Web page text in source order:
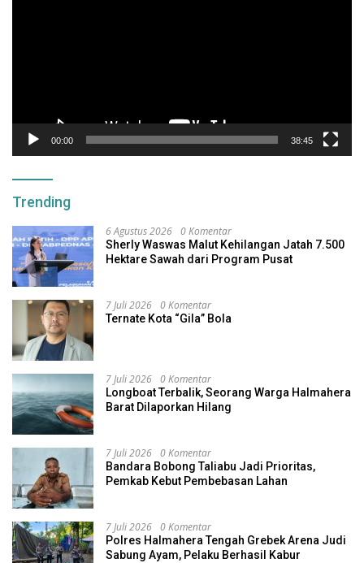
00:00 38:45
Trending
6 Agustus 2026 0 Komentar
Sherly Waswas Malut Kehilangan Jatah 7.500
Hektare Sawah dari Program Pusat
7 Juli 2026 0 Komentar
Ternate Kota “Gila” Bola
7 Juli 2026 0 Komentar
Longboat Terbalik, Seorang Warga Halmahera
Barat Dilaporkan Hilang
7 Juli 2026 0 Komentar
Bandara Bobong Taliabu Jadi Prioritas,
Pemkab Kebut Pembebasan Lahan
7 Juli 2026 0 Komentar
Polres Halmahera Tengah Grebek Arena Judi
Sabung Ayam, Pelaku Berhasil Kabur